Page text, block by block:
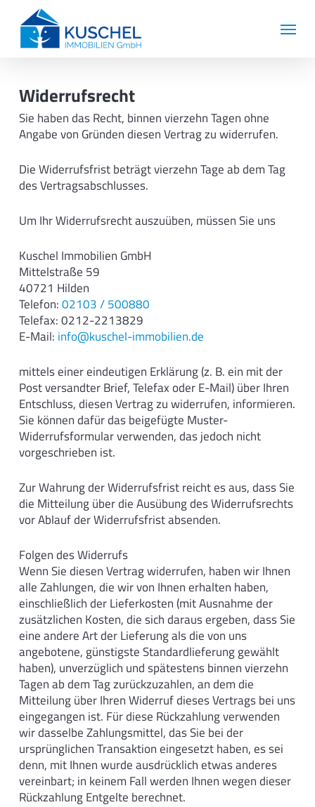
Menu
Widerrufsrecht
Sie haben das Recht, binnen vierzehn Tagen ohne
Angabe von Gründen diesen Vertrag zu widerrufen.
Die Widerrufsfrist beträgt vierzehn Tage ab dem Tag
des Vertragsabschlusses.
Um Ihr Widerrufsrecht auszuüben, müssen Sie uns
Kuschel Immobilien GmbH
Mittelstraße 59
40721 Hilden
Telefon:02103 / 500880
Telefax: 0212-2213829
E-Mail: info@kuschel-immobilien.de
mittels einer eindeutigen Erklärung (z. B. ein mit der
Post versandter Brief, Telefax oder E-Mail) über Ihren
Entschluss, diesen Vertrag zu widerrufen, informieren.
Sie können dafür das beigefügte Muster-
Widerrufsformular verwenden, das jedoch nicht
vorgeschrieben ist.
Zur Wahrung der Widerrufsfrist reicht es aus, dass Sie
die Mitteilung über die Ausübung des Widerrufsrechts
vor Ablauf der Widerrufsfrist absenden.
Folgen des Widerrufs
Wenn Sie diesen Vertrag widerrufen, haben wir Ihnen
alle Zahlungen, die wir von Ihnen erhalten haben,
einschließlich der Lieferkosten (mit Ausnahme der
zusätzlichen Kosten, die sich daraus ergeben, dass Sie
eine andere Art der Lieferung als die von uns
angebotene, günstigste Standardlieferung gewählt
haben), unverzüglich und spätestens binnen vierzehn
Tagen ab dem Tag zurückzuzahlen, an dem die
Mitteilung über Ihren Widerruf dieses Vertrags bei uns
eingegangen ist. Für diese Rückzahlung verwenden
wir dasselbe Zahlungsmittel, das Sie bei der
ursprünglichen Transaktion eingesetzt haben, es sei
denn, mit Ihnen wurde ausdrücklich etwas anderes
vereinbart; in keinem Fall werden Ihnen wegen dieser
Rückzahlung Entgelte berechnet.